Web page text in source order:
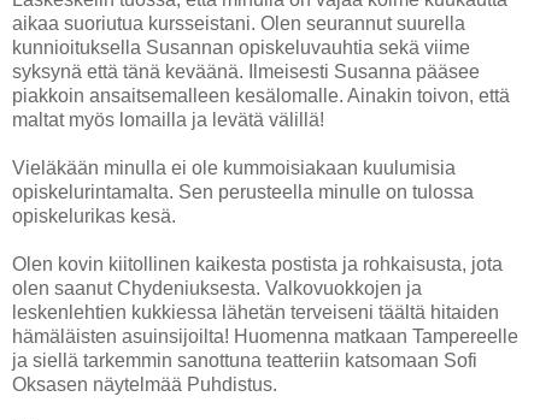
aikaa suoriutua kursseistani. Olen seurannut suurella
kunnioituksella Susannan opiskeluvauhtia sekä viime
syksynä että tänä keväänä. Ilmeisesti Susanna pääsee
piakkoin ansaitsemalleen kesälomalle. Ainakin toivon, että
maltat myös lomailla ja levätä välillä!
Vieläkään minulla ei ole kummoisiakaan kuulumisia
opiskelurintamalta. Sen perusteella minulle on tulossa
opiskelurikas kesä.
Olen kovin kiitollinen kaikesta postista ja rohkaisusta, jota
olen saanut Chydeniuksesta. Valkovuokkojen ja
leskenlehtien kukkiessa lähetän terveiseni täältä hitaiden
hämäläisten asuinsijoilta! Huomenna matkaan Tampereelle
ja siellä tarkemmin sanottuna teatteriin katsomaan Sofi
Oksasen näytelmää Puhdistus.